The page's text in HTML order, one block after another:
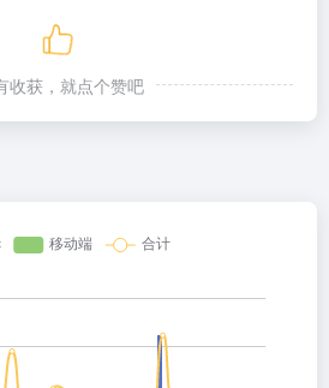
收获，就点个赞吧